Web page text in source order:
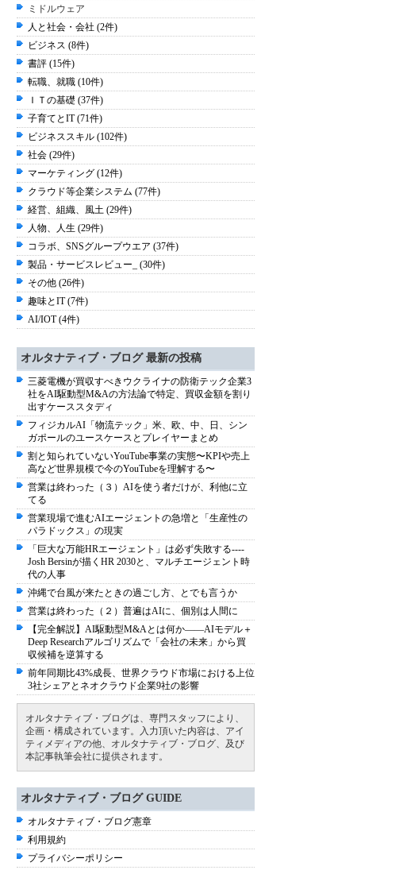
ミドルウェア
人と社会・会社 (2件)
ビジネス (8件)
書評 (15件)
転職、就職 (10件)
ＩＴの基礎 (37件)
子育てとIT (71件)
ビジネススキル (102件)
社会 (29件)
マーケティング (12件)
クラウド等企業システム (77件)
経営、組織、風土 (29件)
人物、人生 (29件)
コラボ、SNSグループウエア (37件)
製品・サービスレビュー_ (30件)
その他 (26件)
趣味とIT (7件)
AI/IOT (4件)
オルタナティブ・ブログ 最新の投稿
三菱電機が買収すべきウクライナの防衛テック企業3
社をAI駆動型M&Aの方法論で特定、買収金額を割り
出すケーススタディ
フィジカルAI「物流テック」米、欧、中、日、シン
ガポールのユースケースとプレイヤーまとめ
割と知られていないYouTube事業の実態〜KPIや売上
高など世界規模で今のYouTubeを理解する〜
営業は終わった（３）AIを使う者だけが、利他に立
てる
営業現場で進むAIエージェントの急増と「生産性の
パラドックス」の現実
「巨大な万能HRエージェント」は必ず失敗する----
Josh Bersinが描くHR 2030と、マルチエージェント時
代の人事
沖縄で台風が来たときの過ごし方、とでも言うか
営業は終わった（２）普遍はAIに、個別は人間に
【完全解説】AI駆動型M&Aとは何か――AIモデル＋
Deep Researchアルゴリズムで「会社の未来」から買
収候補を逆算する
前年同期比43%成長、世界クラウド市場における上位
3社シェアとネオクラウド企業9社の影響
オルタナティブ・ブログは、専門スタッフにより、
企画・構成されています。入力頂いた内容は、アイ
ティメディアの他、オルタナティブ・ブログ、及び
本記事執筆会社に提供されます。
オルタナティブ・ブログ GUIDE
オルタナティブ・ブログ憲章
利用規約
プライバシーポリシー